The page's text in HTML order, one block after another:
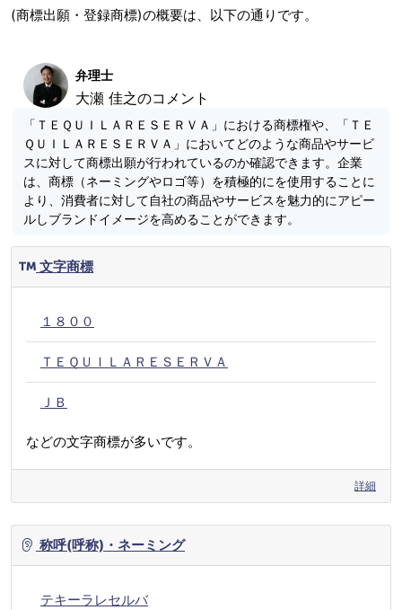
(商標出願・登録商標)の概要は、以下の通りです。
弁理士
大瀬 佳之のコメント
「ＴＥＱＵＩＬＡＲＥＳＥＲＶＡ」における商標権や、「ＴＥ
ＱＵＩＬＡＲＥＳＥＲＶＡ」においてどのような商品やサービ
スに対して商標出願が行われているのか確認できます。企業
は、商標（ネーミングやロゴ等）を積極的にを使用することに
より、消費者に対して自社の商品やサービスを魅力的にアピー
ルしブランドイメージを高めることができます。
文字商標
１８００
ＴＥＱＵＩＬＡＲＥＳＥＲＶＡ
ＪＢ
などの文字商標が多いです。
詳細
称呼(呼称)・ネーミング
テキーラレセルバ